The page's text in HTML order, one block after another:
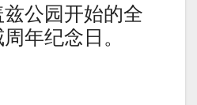
公园开始的全
年纪念日。